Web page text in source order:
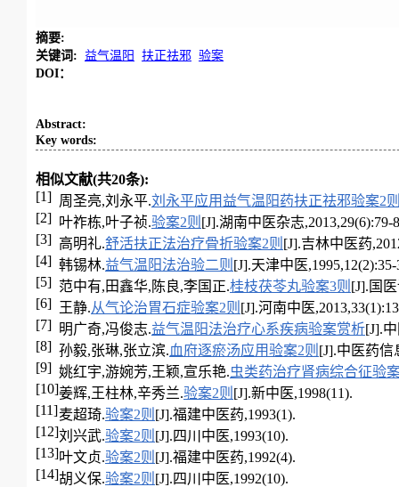
摘要:
关键词 : 益气温阳 扶正祛邪 验案
DOI：
Abstract:
Key words:
相似文献(共20条):
[1] 周圣亮,刘永平.刘永平应用益气温阳药扶正祛邪验案2
[2] 叶祚栋,叶子祯.验案2则 [J].湖南中医杂志,2013,29(6):79-
[3] 高明礼.舒活扶正法治疗骨折验案2则 [J].吉林中医药
[4] 韩锡林.益气温阳法治验二则 [J].天津中医,1995,12(2):35-
[5] 范中有,田鑫华,陈良,李国正.桂枝茯苓丸验案3则 [J].国
[6] 王静.从气论治胃石症验案2则 [J].河南中医
[7] 明广奇,冯俊志.益气温阳法治疗心系疾病验案赏析[J].
[8] 孙毅,张琳,张立滨.血府逐瘀汤应用验案2则 [J].中医药信
[9] 姚红宇,游婉芳,王颖,宣乐艳.虫类药治疗肾病综合征验
[10]姜辉,王柱林,辛秀兰.验案2则 [J].新中医,1998(11).
[11]麦超琦.验案2则 [J].福建中医药,1993(1).
[12]刘兴武.验案2则 [J].四川中医,1993(10).
[13]叶文贞.验案2则 [J].福建中医药,1992(4).
[14]胡义保.验案2则 [J].四川中医,1992(10).